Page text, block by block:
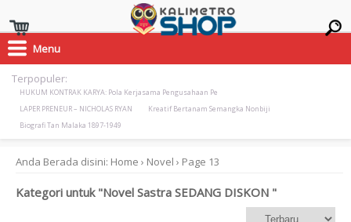
Menu
Terpopuler:
HUKUM KONTRAK KARYA: Pola Kerjasama Pengusahaan Pe
LAPER PRENEUR – NICHOLAS RYAN
Kreatif Bertanam Semangka Nonbiji
Biografi Tan Malaka 1897-1949
Anda Berada disini: Home › Novel › Page 13
Kategori untuk "Novel Sastra SEDANG DISKON "